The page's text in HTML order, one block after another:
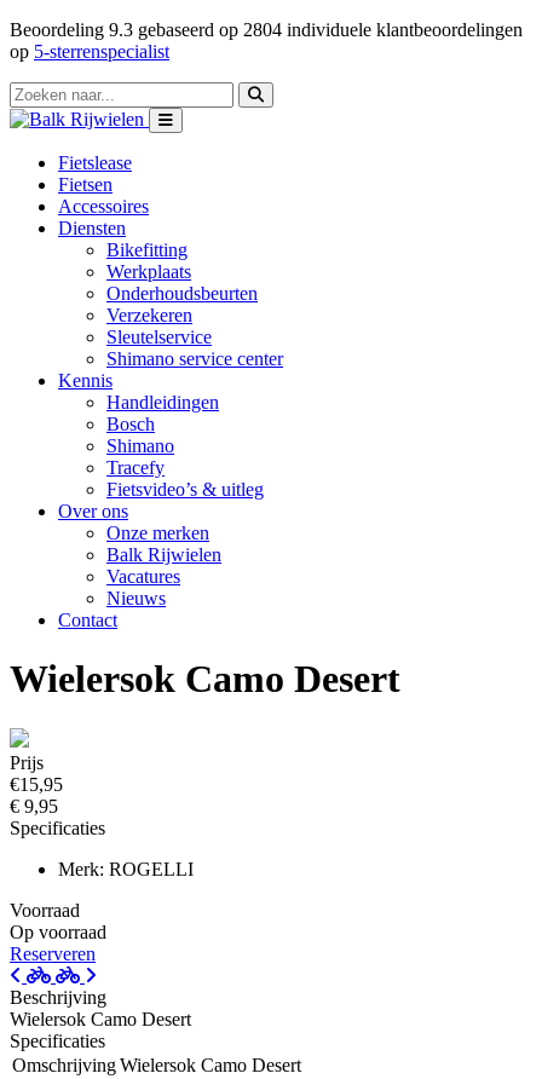
Beoordeling 9.3 gebaseerd op 2804 individuele klantbeoordelingen
op 5-sterrenspecialist
Fietslease
Fietsen
Accessoires
Diensten
Bikefitting
Werkplaats
Onderhoudsbeurten
Verzekeren
Sleutelservice
Shimano service center
Kennis
Handleidingen
Bosch
Shimano
Tracefy
Fietsvideo’s & uitleg
Over ons
Onze merken
Balk Rijwielen
Vacatures
Nieuws
Contact
Wielersok Camo Desert
Prijs
€15,95
€ 9,95
Specificaties
Merk: ROGELLI
Voorraad
Op voorraad
Reserveren
Beschrijving
Wielersok Camo Desert
Specificaties
OmschrijvingWielersok Camo Desert